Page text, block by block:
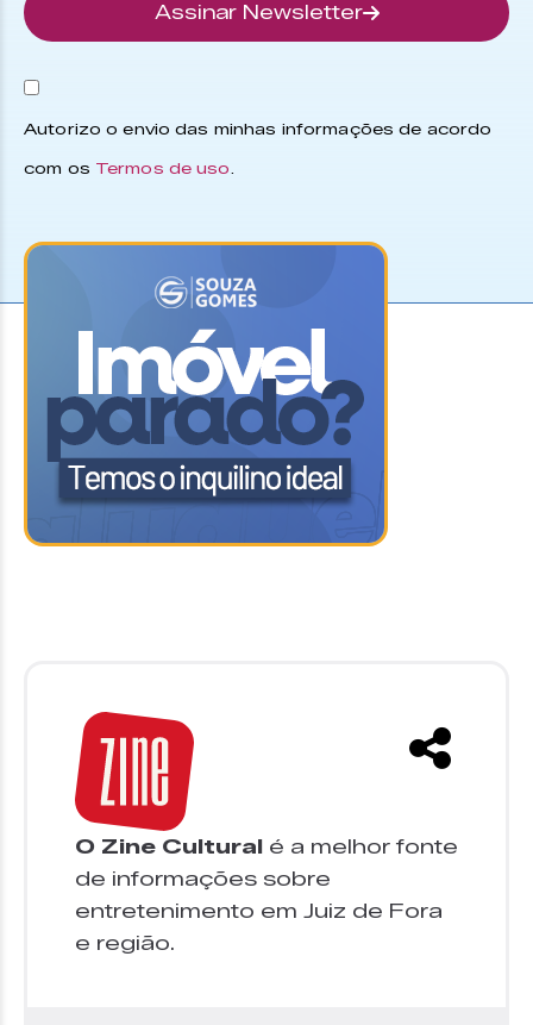
Assinar Newsletter
Autorizo o envio das minhas informações de acordo
com os Termos de uso.
O Zine Cultural é a melhor fonte
de informações sobre
entretenimento em Juiz de Fora
e região.